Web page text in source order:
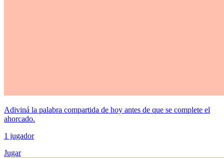
Adiviná la palabra compartida de hoy antes de que se complete el
ahorcado.
1 jugador
Jugar